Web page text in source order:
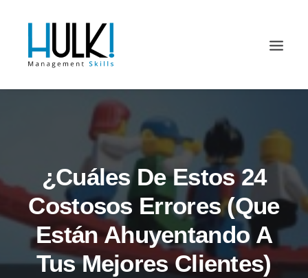
¿Cuáles De Estos 24
Costosos Errores (que
Están Ahuyentando A
Tus Mejores Clientes)